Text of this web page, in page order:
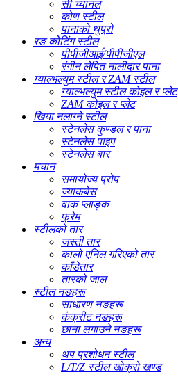
सी च्यानल
कोण स्टील
पानाको थुप्रो
रङ कोटिंग स्टील
पीपीजीआई/पीपीजीएल
रंगीन लेपित नालीदार पाना
ग्याल्भल्युम स्टील र ZAM स्टील
ग्याल्भल्युम स्टील कोइल र प्लेट
ZAM कोइल र प्लेट
खिया नलाग्ने स्टील
स्टेनलेस कुण्डल र पाना
स्टेनलेस पाइप
स्टेनलेस बार
मचान
समायोज्य प्रोप
ज्याकबेस
वाक प्लाङ्क
फ्रेम
स्टीलको तार
जस्ती तार
कालो एनिल गरिएको तार
काँडेतार
तारको जाल
स्टील नङहरू
साधारण नङहरू
कंक्रीट नङहरू
छाना लगाउने नङहरू
अन्य
थप प्रशोधन स्टील
L/T/Z स्टील खोक्रो खण्ड